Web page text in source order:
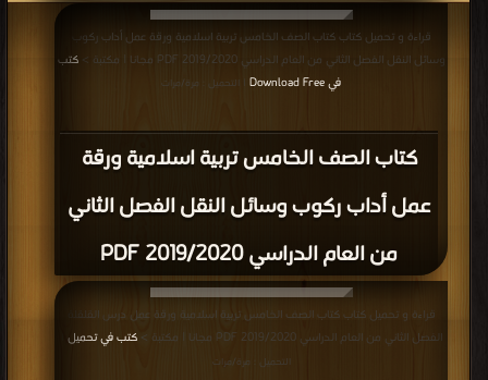
كتاب الصف الخامس تربية اسلامية ورقة
عمل أداب ركوب وسائل النقل الفصل الثاني
من العام الدراسي 2019/2020 PDF
قراءة و تحميل كتاب كتاب الصف الخامس تربية اسلامية ورقة عمل أداب ركوب
وسائل النقل الفصل الثاني من العام الدراسي 2019/2020 PDF مجانا | مكتبة >
كتب
في Download Free
| التحميل : مرة/مرات
قراءة و تحميل كتاب كتاب الصف الخامس تربية اسلامية ورقة عمل درس القلقلة
الفصل الثاني من العام الدراسي 2019/2020 PDF مجانا | مكتبة >
كتب في تحميل
التحميل : مرة/مرات